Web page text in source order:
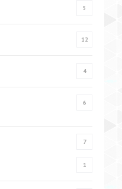
5
12
4
6
7
1